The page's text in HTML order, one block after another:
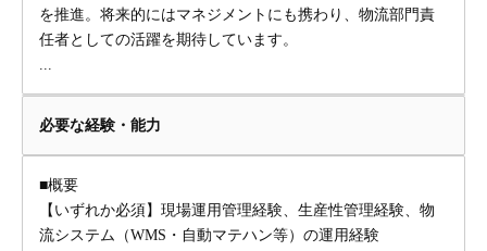
を推進。将来的にはマネジメントにも携わり、物流部門責
任者としての活躍を期待しています。
...
必要な経験・能力
■概要
【いずれか必須】現場運用管理経験、生産性管理経験、物
流システム（WMS・自動マテハン等）の運用経験